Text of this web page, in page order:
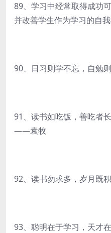
89、学习中经常取得成功
并改善学生作为学习的自
90、日习则学不忘，自勉
91、读书如吃饭，善吃者
——袁牧
92、读书勿求多，岁月既
93、聪明在于学习，天才